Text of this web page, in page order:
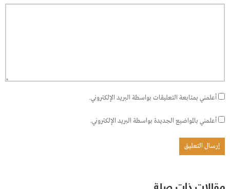
أعلمني بمتابعة التعليقات بواسطة البريد الإلكتروني.
أعلمني بالمواضيع الجديدة بواسطة البريد الإلكتروني.